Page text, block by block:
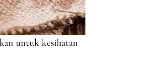
untuk kesihatan